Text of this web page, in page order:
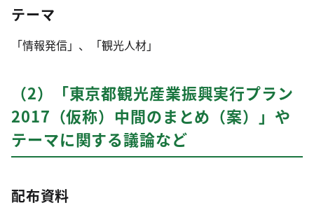
テーマ
「情報発信」、「観光人材」
（2）「東京都観光産業振興実行プラン
2017（仮称）中間のまとめ（案）」や
テーマに関する議論など
配布資料